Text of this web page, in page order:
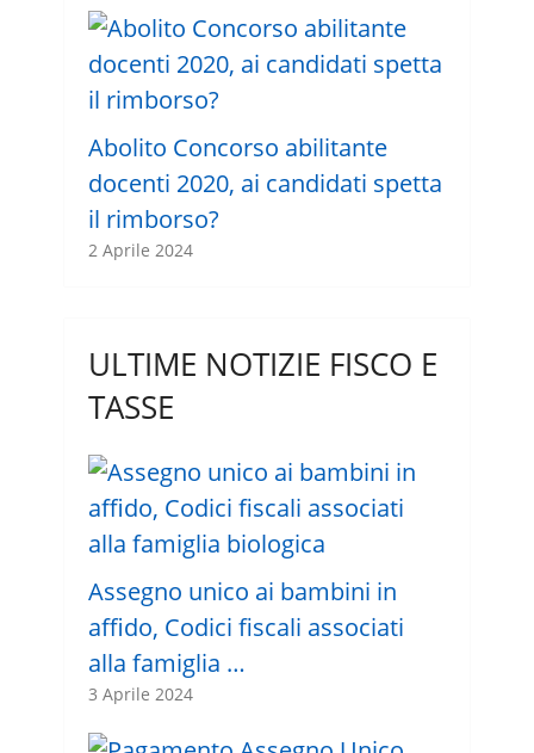
Abolito Concorso abilitante
docenti 2020, ai candidati spetta
il rimborso?
2 Aprile 2024
ULTIME NOTIZIE FISCO E
TASSE
Assegno unico ai bambini in
affido, Codici fiscali associati
alla famiglia …
3 Aprile 2024